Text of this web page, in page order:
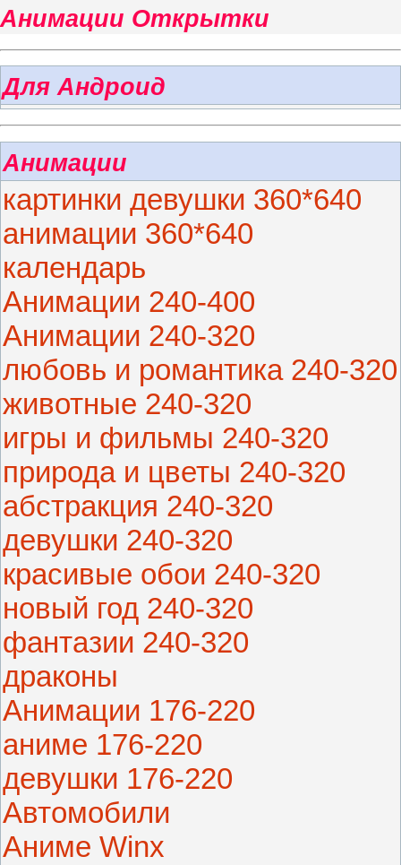
Анимации Открытки
Для Андроид
Анимации
картинки девушки 360*640
анимации 360*640
календарь
Анимации 240-400
Анимации 240-320
любовь и романтика 240-320
животные 240-320
игры и фильмы 240-320
природа и цветы 240-320
абстракция 240-320
девушки 240-320
красивые обои 240-320
новый год 240-320
фантазии 240-320
драконы
Анимации 176-220
аниме 176-220
девушки 176-220
Автомобили
Аниме Winx